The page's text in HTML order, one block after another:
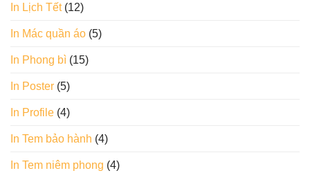
In Lịch Tết(12)
In Mác quần áo (5)
In Phong bì (15)
In Poster (5)
In Profile (4)
In Tem bảo hành (4)
In Tem niêm phong (4)